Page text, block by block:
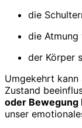
die
die
der Körper
Umgekehrt kann
Zustand
oder
unser